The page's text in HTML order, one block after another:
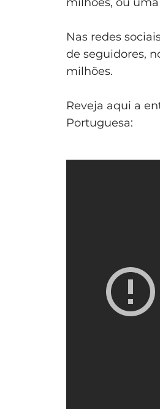
Nas redes
de seguidores,
milhões.
Reveja aqui a
Portuguesa: